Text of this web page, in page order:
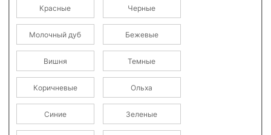
Красные Черные
Молочный дуб Бежевые
Вишня Темные
Коричневые Ольха
Синие Зеленые